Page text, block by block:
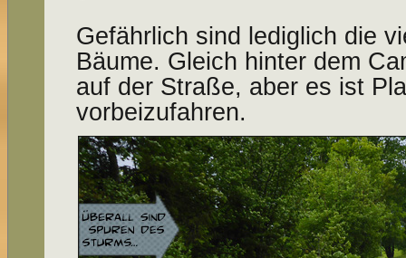
Gefährlich sind lediglich die
Bäume. Gleich hinter dem
auf der Straße, aber es ist
vorbeizufahren.